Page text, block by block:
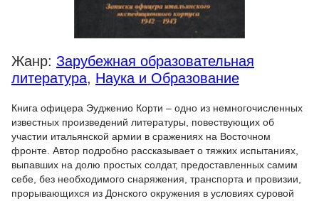
Жанр: Зарубежная образовательная
литература, Наука и Образование
Книга офицера Эудженио Корти – одно из немногочисленных
известных произведений литературы, повествующих об
участии итальянской армии в сражениях на Восточном
фронте. Автор подробно рассказывает о тяжких испытаниях,
выпавших на долю простых солдат, предоставленных самим
себе, без необходимого снаряжения, транспорта и провизии,
прорывающихся из Донского окружения в условиях суровой